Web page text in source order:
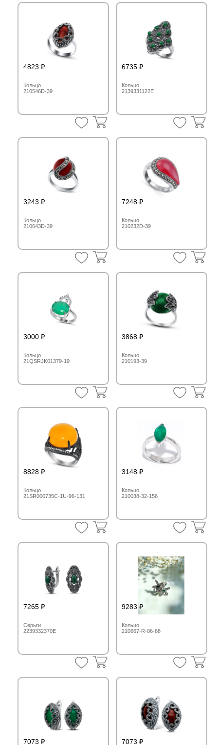
6735
Кольцо
2139331122E
4823
Кольцо
210546D-39
7248
Кольцо
210232D-39
3243
Кольцо
210643D-39
3868
Кольцо
210193-39
3000
Кольцо
21QSRJK01379-19
3148
Кольцо
210038-32-156
8828
Кольцо
21SR000735C-1U-96-131
9283
Кольцо
210667-R-06-88
7265
Серьги
2239332370E
7073
7073